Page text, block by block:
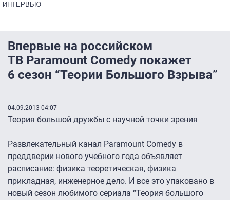
ИНТЕРВЬЮ
Впервые на российском
ТВ Paramount Comedy покажет
6 сезон “Теории Большого Взрыва”
04.09.2013 04:07
Теория большой дружбы с научной точки зрения
Развлекательный канал Paramount Comedy в
преддверии нового учебного года объявляет
расписание: физика теоретическая, физика
прикладная, инженерное дело. И все это упаковано в
новый сезон любимого сериала “Теория большого